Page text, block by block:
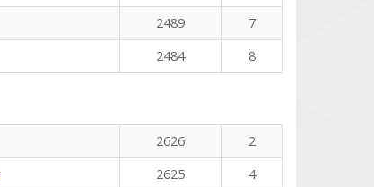
2489
7
2484 8
2626
2
2625
4